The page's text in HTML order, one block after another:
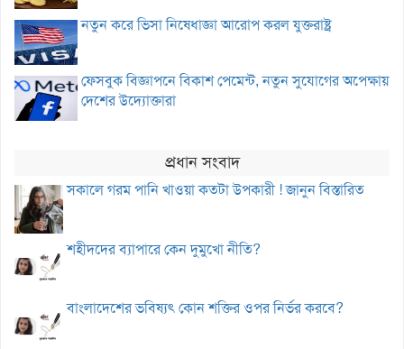
নতুন করে ভিসা নিষেধাজ্ঞা আরোপ করল যুক্তরাষ্ট্র
ফেসবুক বিজ্ঞাপনে বিকাশ পেমেন্ট, নতুন সুযোগের অপেক্ষায়
দেশের উদ্যোক্তারা
প্রধান সংবাদ
সকালে গরম পানি খাওয়া কতটা উপকারী ! জানুন বিস্তারিত
শহীদদের ব্যাপারে কেন দুমুখো নীতি?
বাংলাদেশের ভবিষ্যৎ কোন শক্তির ওপর নির্ভর করবে?